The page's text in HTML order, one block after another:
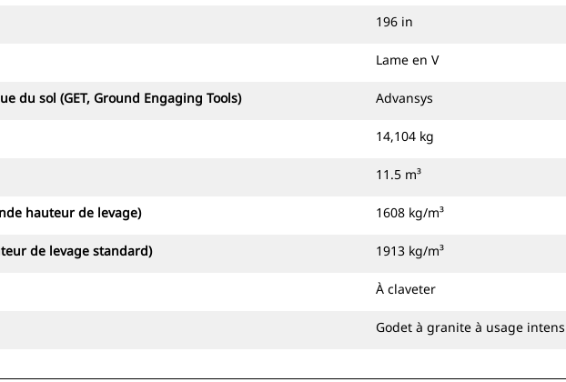
196 in
Lame en V
du sol (GET, Ground Engaging Tools) Advansys
14,104 kg
11.5 m³
hauteur de levage) 1608 kg/m³
de levage standard) 1913 kg/m³
À claveter
Godet à granite à usage